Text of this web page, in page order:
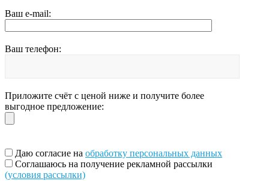
Ваш e-mail:
Ваш телефон:
Приложите счёт с ценой ниже и получите более
выгодное предложение:
Даю согласие на обработку персональных данных
Соглашаюсь на получение рекламной рассылки
(условия рассылки)